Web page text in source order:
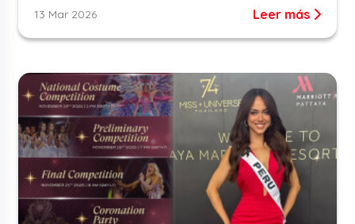
13 Mar 2026 Leer más